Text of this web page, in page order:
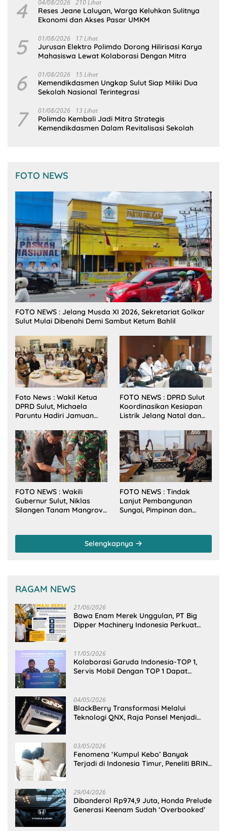
4 04/08/2026 210 Lihat
Reses Jeane Laluyan, Warga Keluhkan Sulitnya
Ekonomi dan Akses Pasar UMKM
5 01/08/2026 17 Lihat
Jurusan Elektro Polimdo Dorong Hilirisasi Karya
Mahasiswa Lewat Kolaborasi Dengan Mitra
6 01/08/2026 15 Lihat
Kemendikdasmen Ungkap Sulut Siap Miliki Dua
Sekolah Nasional Terintegrasi
7 01/08/2026 13 Lihat
Polimdo Kembali Jadi Mitra Strategis
Kemendikdasmen Dalam Revitalisasi Sekolah
FOTO NEWS
FOTO NEWS : Jelang Musda XI 2026, Sekretariat Golkar
Sulut Mulai Dibenahi Demi Sambut Ketum Bahlil
Foto News : Wakil Ketua
DPRD Sulut, Michaela
Paruntu Hadiri Jamuan
Sulut Bersama Wamenkes
RI
FOTO NEWS : DPRD Sulut
Koordinasikan Kesiapan
Listrik Jelang Natal dan
FOTO NEWS : Wakili
Gubernur Sulut, Niklas
Silangen Tanam Mangrove
FOTO NEWS : Tindak
Lanjut Pembangunan
Sungai, Pimpinan dan
Kementerian PU-RI
Selengkapnya
RAGAM NEWS
21/06/2026
Bawa Enam Merek Unggulan, PT Big
Dipper Machinery Indonesia Perkuat
11/05/2026
Kolaborasi Garuda Indonesia-TOP 1,
Servis Mobil Dengan TOP 1 Dapat
04/05/2026
BlackBerry Transformasi Melalui
Teknologi QNX, Raja Ponsel Menjadi
03/05/2026
Fenomena ‘Kumpul Kebo’ Banyak
Terjadi di Indonesia Timur, Peneliti BRIN
29/04/2026
Dibanderol Rp974,9 Juta, Honda Prelude
Generasi Keenam Sudah ‘Overbooked’